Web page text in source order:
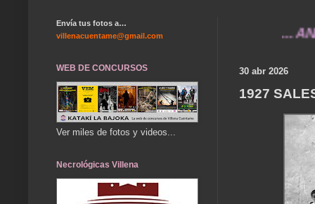
... ANÍMATE
30 abr 2026
1927
Envía tus fotos a…
villenacuentame@gmail.com
WEB DE CONCURSOS
Ver miles de fotos y videos...
Necrológicas Villena